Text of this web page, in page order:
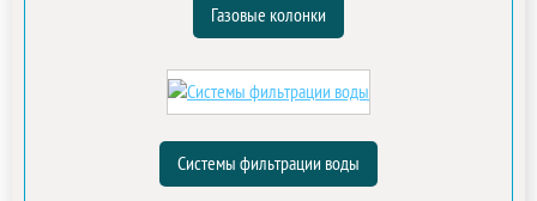
Газовые колонки
Системы фильтрации воды